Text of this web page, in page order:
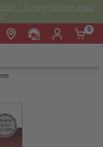
til veggbilder eller
0